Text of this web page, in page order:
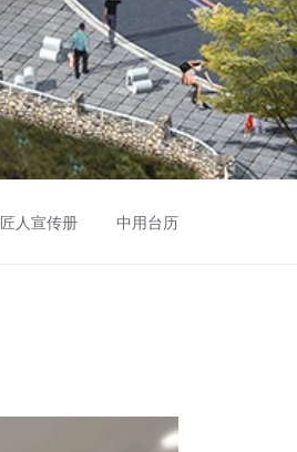
匠人宣传册 中用台历